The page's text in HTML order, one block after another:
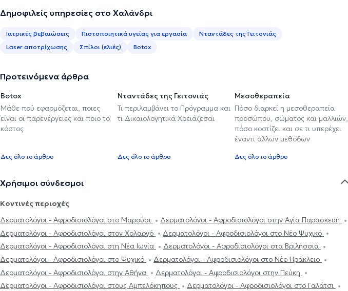
Δημοφιλείς υπηρεσίες στο Χαλάνδρι
Ιατρικές βεβαιώσεις Πιστοποιητικά υγείας για εργασία
Νταντάδες της Γειτονιάς
Laser αποτρίχωσης
Σπίλοι (ελιές) Botox
Προτεινόμενα άρθρα
Botox
Μάθε πού εφαρμόζεται, ποιες
είναι οι παρενέργειες και ποιο το
κόστος
Δες όλο το άρθρο
Νταντάδες της Γειτονιάς
Τι περιλαμβάνει το Πρόγραμμα και
τι Δικαιολογητικά Χρειάζεσαι
Δες όλο το άρθρο
Μεσοθεραπεία
Πόσο διαρκεί η μεσοθεραπεία
προσώπου, σώματος και μαλλιών,
πόσο κοστίζει και σε τι υπερέχει
έναντι άλλων μεθόδων
Δες όλο το άρθρο
Χρήσιμοι σύνδεσμοι
Κοντινές περιοχές
Δερματολόγοι - Αφροδισιολόγοι στο Μαρούσι
Δερματολόγοι - Αφροδισιολόγοι στην Αγία Παρασκευή
Δερματολόγοι - Αφροδισιολόγοι στον Χολαργό
Δερματολόγοι - Αφροδισιολόγοι στο Νέο Ψυχικό
Δερματολόγοι - Αφροδισιολόγοι στη Νέα Ιωνία
Δερματολόγοι - Αφροδισιολόγοι στα Βριλήσσια
Δερματολόγοι - Αφροδισιολόγοι στο Ψυχικό
Δερματολόγοι - Αφροδισιολόγοι στο Νέο Ηράκλειο
Δερματολόγοι - Αφροδισιολόγοι στην Αθήνα
Δερματολόγοι - Αφροδισιολόγοι στην Πεύκη
Δερματολόγοι - Αφροδισιολόγοι στους Αμπελόκηπους
Δερματολόγοι - Αφροδισιολόγοι στο Γαλάτσι